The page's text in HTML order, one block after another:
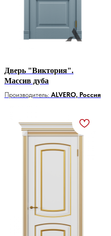
Дверь "Виктория".
Массив дуба
Производитель: ALVERO, Россия